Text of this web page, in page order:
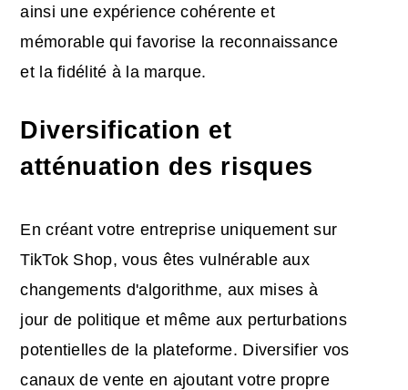
ainsi une expérience cohérente et
mémorable qui favorise la reconnaissance
et la fidélité à la marque.
Diversification et
atténuation des risques
En créant votre entreprise uniquement sur
TikTok Shop, vous êtes vulnérable aux
changements d'algorithme, aux mises à
jour de politique et même aux perturbations
potentielles de la plateforme. Diversifier vos
canaux de vente en ajoutant votre propre